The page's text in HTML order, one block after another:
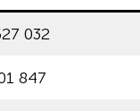
032
847